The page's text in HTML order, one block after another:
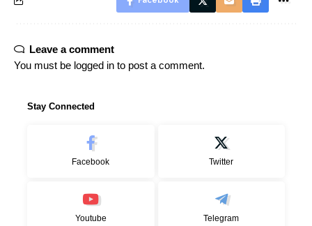
Leave a comment
You must be logged in to post a comment.
Stay Connected
Facebook Twitter
Youtube Telegram